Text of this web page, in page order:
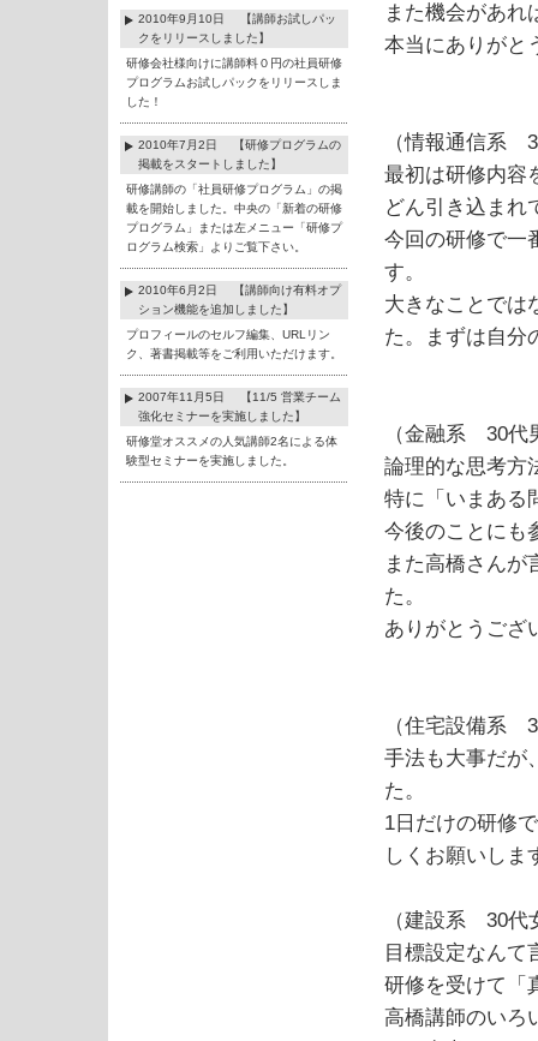
2010年9月10日 【講師お試しパッ
クをリリースしました】
研修会社様向けに講師料０円の社員研修
プログラムお試しパックをリリースしま
した！
2010年7月2日 【研修プログラムの
掲載をスタートしました】
研修講師の「社員研修プログラム」の掲
載を開始しました。中央の「新着の研修
プログラム」または左メニュー「研修プ
ログラム検索」よりご覧下さい。
2010年6月2日 【講師向け有料オプ
ション機能を追加しました】
プロフィールのセルフ編集、URLリン
ク、著書掲載等をご利用いただけます。
2007年11月5日 【11/5 営業チーム
強化セミナーを実施しました】
研修堂オススメの人気講師2名による体
験型セミナーを実施しました。
また機会があれ
本当にありがと
（情報通信系
最初は研修内容
どん引き込まれ
今回の研修で一
す。
大きなことでは
た。まずは自分
（金融系 30代
論理的な思考方
特に「いまある
今後のことにも
また高橋さんが
た。
ありがとうござ
（住宅設備系
手法も大事だが
た。
1日だけの研修
しくお願いしま
（建設系 30代
目標設定なんて
研修を受けて「
高橋講師のいろ